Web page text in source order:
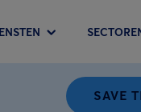
SAVE